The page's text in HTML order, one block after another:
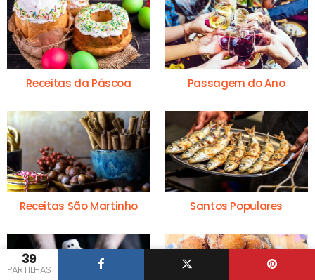
39
PARTILHAS
Receitas da Páscoa Passagem do Ano
Receitas São Martinho Santos Populares